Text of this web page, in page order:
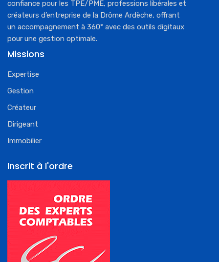
confiance pour les TPE/PME, professions libérales et
créateurs d’entreprise de la Drôme Ardèche, offrant
un accompagnement à 360° avec des outils digitaux
pour une gestion optimale.
Missions
Expertise
Gestion
Créateur
Dirigeant
Immobilier
Inscrit à l'ordre